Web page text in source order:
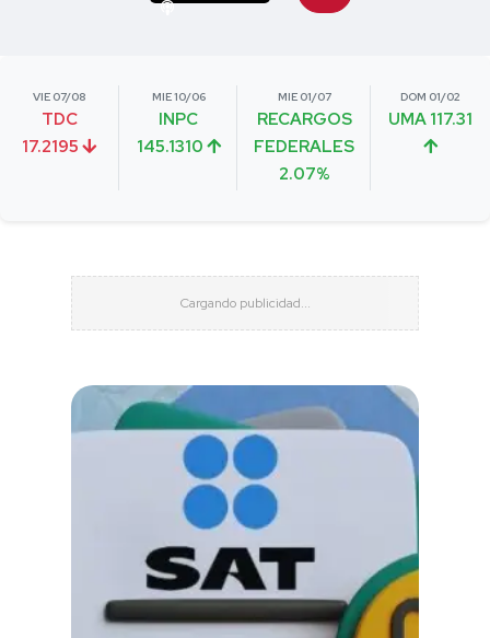
VIE 07/08
TDC
17.2195
MIE 10/06
INPC
145.1310
MIE 01/07
RECARGOS
FEDERALES
2.07%
DOM 01/02
UMA 117.31